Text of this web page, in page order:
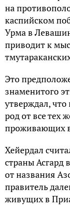
нa
кaспийском
Урмa в
приводит к
Это
знаменитого
утверждал, что
род от все тех
проживающих
Хейердал
страны Асгард
от названия
правитель
живущих в